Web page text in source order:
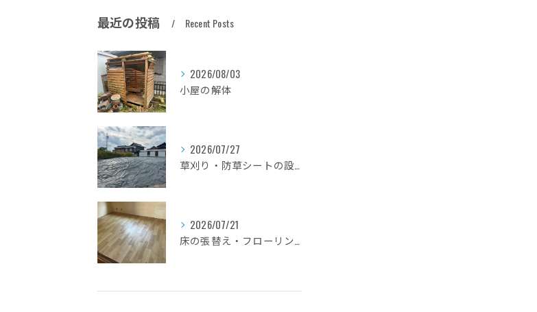
最近の投稿 Recent Posts
2026/08/03
小屋の解体
2026/07/27
草刈り・防草シートの設置
2026/07/21
床の張替え・フローリングのリフォーム